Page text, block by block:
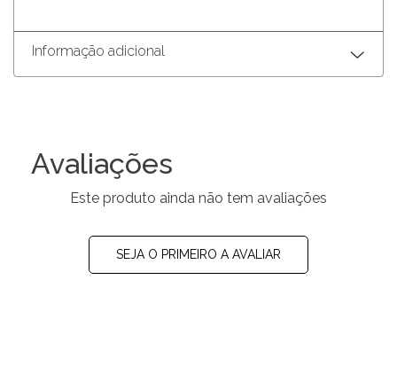
Informação adicional
Avaliações
Este produto ainda não tem avaliações
SEJA O PRIMEIRO A AVALIAR